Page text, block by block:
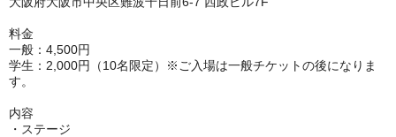
料金
一般：4,500円
学生：2,000円（10名限定）※ご入場は一般チケットの後になりま
す。
内容
・ステージ